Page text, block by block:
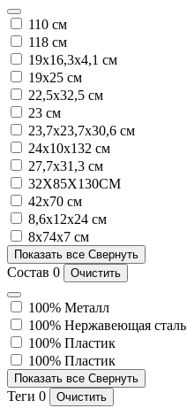
110 см
118 см
19x16,3x4,1 см
19x25 см
22,5x32,5 см
23 см
23,7х23,7х30,6 см
24х10х132 см
27,7x31,3 см
32X85X130CM
42x70 см
8,6х12х24 см
8x74x7 см
Показать все Свернуть
Состав 0 Очистить
100% Металл
100% Нержавеющая сталь
100% Пластик
100% Пластик
Показать все Свернуть
Теги 0 Очистить